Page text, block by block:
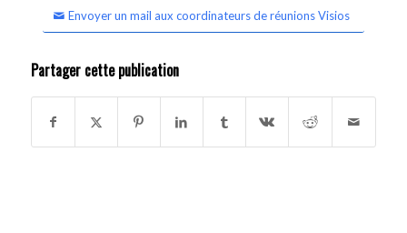
Envoyer un mail aux coordinateurs de réunions Visios
Partager cette publication